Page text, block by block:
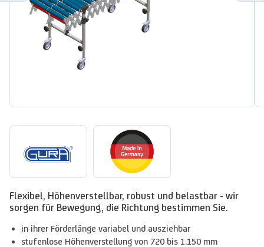
Flexibel, Höhenverstellbar, robust und belastbar - wir
sorgen für Bewegung, die Richtung bestimmen Sie.
in ihrer Förderlänge variabel und ausziehbar
stufenlose Höhenverstellung von 720 bis 1.150 mm